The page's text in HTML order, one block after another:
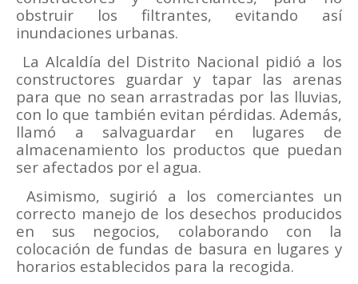
obstruir los filtrantes, evitando así
inundaciones urbanas.
La Alcaldía del Distrito Nacional pidió a los
constructores guardar y tapar las arenas
para que no sean arrastradas por las lluvias,
con lo que también evitan pérdidas. Además,
llamó a salvaguardar en lugares de
almacenamiento los productos que puedan
ser afectados por el agua.
Asimismo, sugirió a los comerciantes un
correcto manejo de los desechos producidos
en sus negocios, colaborando con la
colocación de fundas de basura en lugares y
horarios establecidos para la recogida.